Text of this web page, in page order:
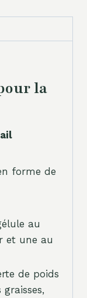
la
forme de
au
et une au
de poids